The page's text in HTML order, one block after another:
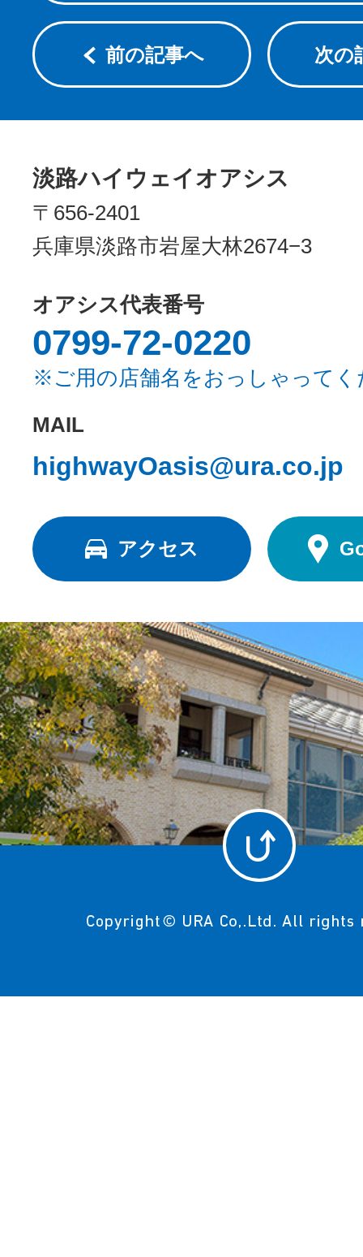
前の記事へ 次の
淡路ハイウェイオアシス
〒656-2401
兵庫県淡路市岩屋大林2674−3
オアシス代表番号
0799-72-0220
※ご用の店舗名をおっしゃってく
MAIL
highwayOasis@ura.co.jp
アクセス